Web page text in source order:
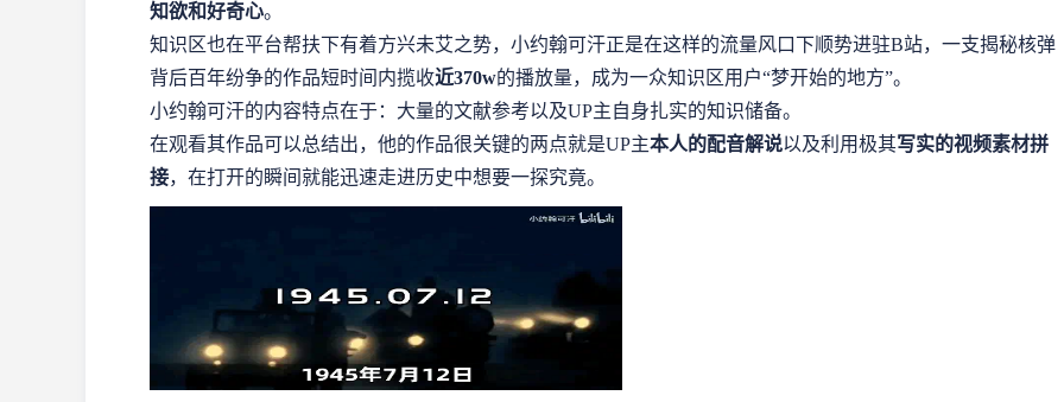
知欲和好奇心。
知识区也在平台帮扶下有着方兴未艾之势，小约翰可汗正是在这样的流量风口下顺势进驻B站，一支揭秘核弹
背后百年纷争的作品短时间内揽收近370w的播放量，成为一众知识区用户“梦开始的地方”。
小约翰可汗的内容特点在于：大量的文献参考以及UP主自身扎实的知识储备。
在观看其作品可以总结出，他的作品很关键的两点就是UP主本人的配音解说以及利用极其写实的视频素材拼
接，在打开的瞬间就能迅速走进历史中想要一探究竟。